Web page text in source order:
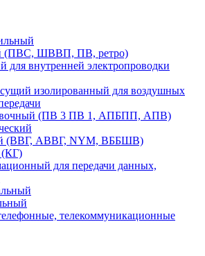
(ПВС, ШВВП, ПВ, ретро)
для внутренней электропроводки
изолированный для воздушных
(ПВ 3 ПВ 1, АПБПП, АПВ)
(ВВГ, АВВГ, NYM, ВББШВ)
(КГ)
для передачи данных,
телекоммуникационные